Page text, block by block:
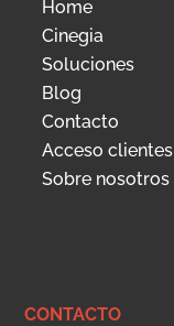
Home
Cinegia
Soluciones
Blog
Contacto
Acceso clientes
Sobre nosotros
CONTACTO